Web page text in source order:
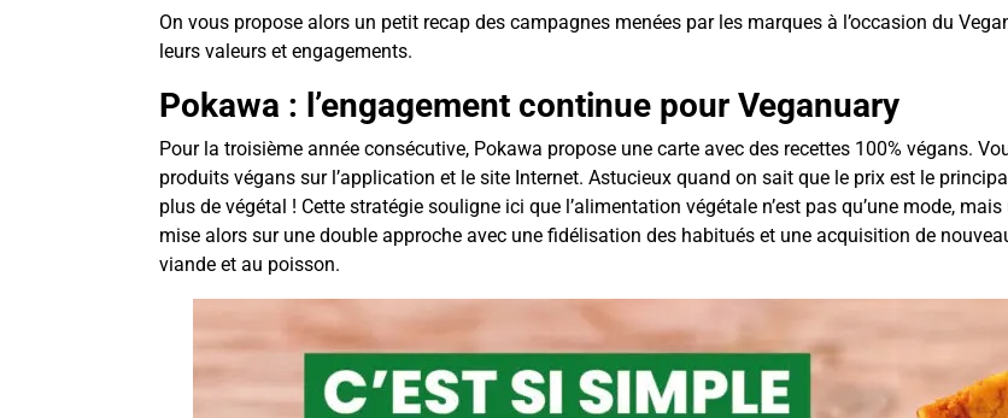
On vous propose alors un petit recap des campagnes menées par les marques à l’occasion du
leurs valeurs et engagements.
Pokawa : l’engagement continue pour Veganuary
Pour la troisième année consécutive, Pokawa propose une carte avec des recettes 100% végans.
produits végans sur l’application et le site Internet. Astucieux quand on sait que le prix est le
plus de végétal ! Cette stratégie souligne ici que l’alimentation végétale n’est pas qu’une mode,
mise alors sur une double approche avec une fidélisation des habitués et une acquisition de
viande et au poisson.